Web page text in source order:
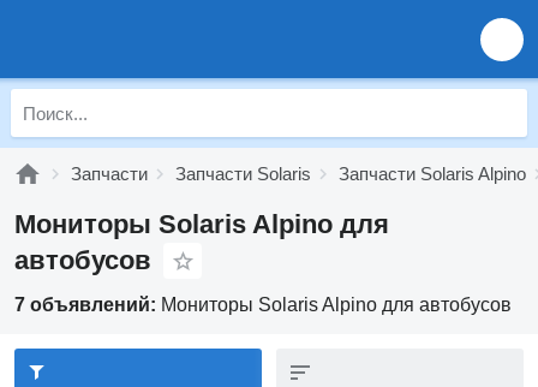
Запчасти Запчасти Solaris Запчасти Solaris Alpino
Мониторы Solaris Alpino для
автобусов
7 объявлений: Мониторы Solaris Alpino для автобусов